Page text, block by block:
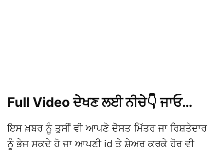
Full Video ਦੇਖਣ ਲਈ ਨੀਚੇ👇 ਜਾਓ…
ਇਸ ਖ਼ਬਰ ਨੂੰ ਤੁਸੀਂ ਵੀ ਆਪਣੇ ਦੋਸਤ ਮਿੱਤਰ ਜਾ ਰਿਸ਼ਤੇਦਾਰ
ਨੂੰ ਭੇਜ ਸਕਦੇ ਹੋ ਜਾ ਆਪਣੀ id ਤੇ ਸ਼ੇਅਰ ਕਰਕੇ ਹੋਰ ਵੀ